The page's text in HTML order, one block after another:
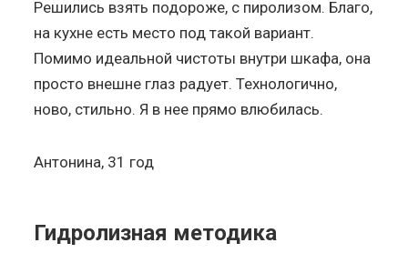
Решились взять подороже, с пиролизом. Благо,
на кухне есть место под такой вариант.
Помимо идеальной чистоты внутри шкафа, она
просто внешне глаз радует. Технологично,
ново, стильно. Я в нее прямо влюбилась.
Антонина, 31 год
Гидролизная методика